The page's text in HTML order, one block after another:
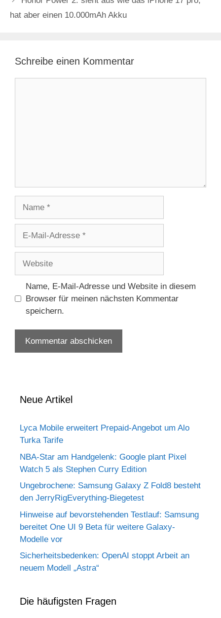
hat aber einen 10.000mAh Akku
Schreibe einen Kommentar
Adresse
Name, E-Mail-Adresse und Website in diesem
Browser für meinen nächsten Kommentar
speichern.
Neue Artikel
Lyca Mobile erweitert Prepaid-Angebot um Alo
Turka Tarife
NBA-Star am Handgelenk: Google plant Pixel
Watch 5 als Stephen Curry Edition
Ungebrochene: Samsung Galaxy Z Fold8 besteht
den JerryRigEverything-Biegetest
Hinweise auf bevorstehenden Testlauf: Samsung
bereitet One UI 9 Beta für weitere Galaxy-
Modelle vor
Sicherheitsbedenken: OpenAI stoppt Arbeit an
neuem Modell „Astra“
Die häufigsten Fragen